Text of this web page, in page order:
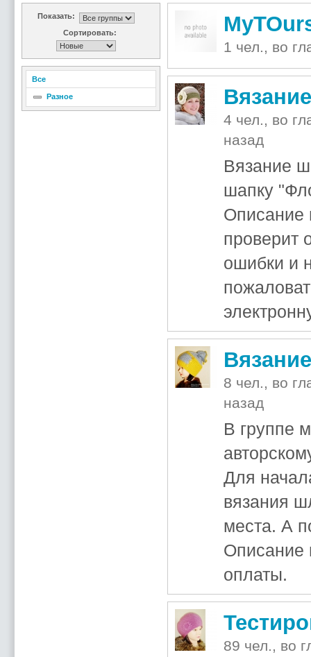
Показать:
Сортировать:
Все
Разное
1 чел., во
4 чел., во
назад
Вязание
шапку
Описание
проверит
ошибки и
8 чел., во
назад
В группе
Для
вязания
места. А
Описание
оплаты.
89 чел., во